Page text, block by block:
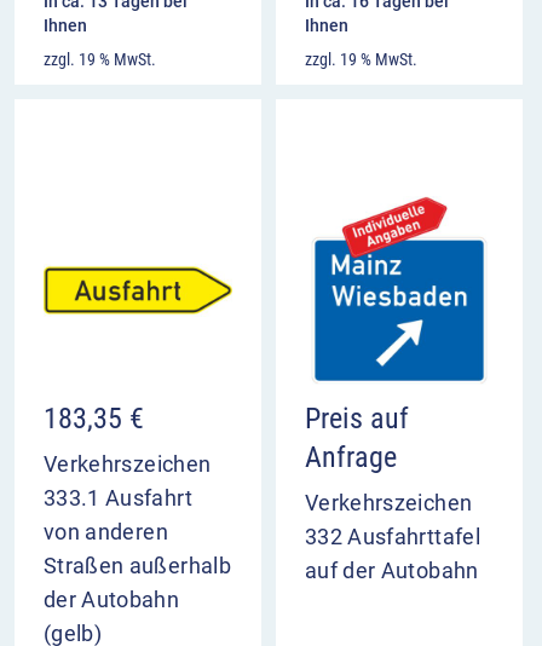
Ihnen
zzgl. 19 % MwSt.
Ihnen
zzgl. 19 % MwSt.
183,35 €
Verkehrszeichen
333.1 Ausfahrt
von anderen
Straßen außerhalb
der Autobahn
(gelb)
Preis auf
Anfrage
Verkehrszeichen
332 Ausfahrttafel
auf der Autobahn